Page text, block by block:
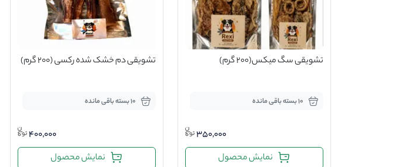
تشویقی سگ میکس(200 گرم)
10 بسته باقی مانده
350,000
نمایش محصول
تشویقی دم خشک شده رکسی (200 گرم)
10 بسته باقی مانده
400,000
نمایش محصول